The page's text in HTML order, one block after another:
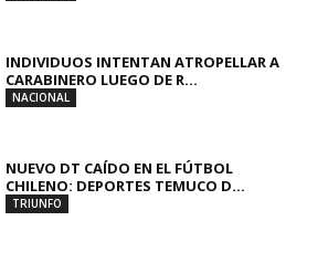
INDIVIDUOS INTENTAN ATROPELLAR A
CARABINERO LUEGO DE R...
NACIONAL
NUEVO DT CAÍDO EN EL FÚTBOL
CHILENO: DEPORTES TEMUCO D...
TRIUNFO